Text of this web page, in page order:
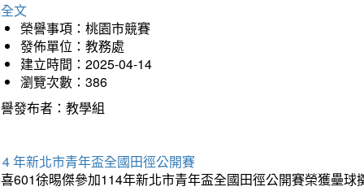
文
榮譽事項：桃園市競賽
發佈單位：教務處
建立時間：2025-04-14
瀏覽次數：386
發布者：教學組
年新北市青年盃全國田徑公開賽
601徐晹傑參加114年新北市青年盃全國田徑公開賽榮獲壘